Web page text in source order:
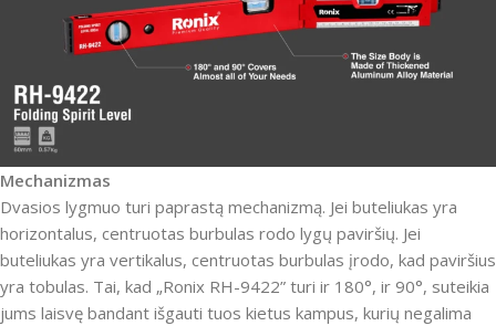
Mechanizmas
Dvasios lygmuo turi paprastą mechanizmą. Jei buteliukas yra
horizontalus, centruotas burbulas rodo lygų paviršių. Jei
buteliukas yra vertikalus, centruotas burbulas įrodo, kad paviršius
yra tobulas. Tai, kad „Ronix RH-9422” turi ir 180°, ir 90°, suteikia
jums laisvę bandant išgauti tuos kietus kampus, kurių negalima